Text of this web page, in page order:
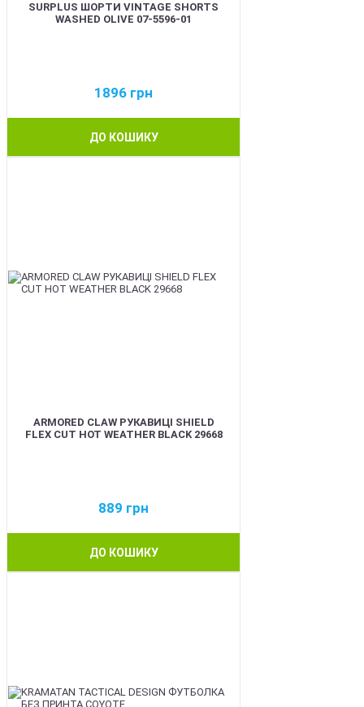
SURPLUS ШОРТИ VINTAGE SHORTS
WASHED OLIVE 07-5596-01
1896 грн
ДО КОШИКУ
ARMORED CLAW РУКАВИЦІ SHIELD
FLEX CUT HOT WEATHER BLACK 29668
889 грн
ДО КОШИКУ